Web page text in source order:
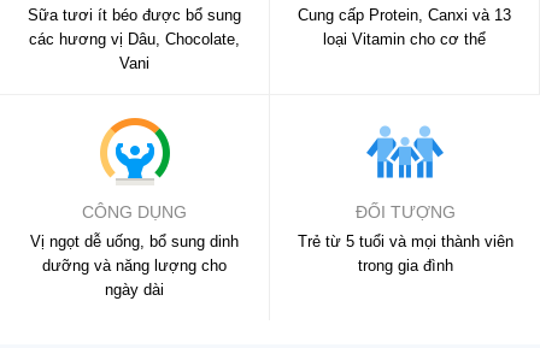
Sữa tươi ít béo được bổ sung
các hương vị Dâu, Chocolate,
Vani
Cung cấp Protein, Canxi và 13
loại Vitamin cho cơ thể
CÔNG DỤNG
Vị ngọt dễ uống, bổ sung dinh
dưỡng và năng lượng cho
ngày dài
ĐỐI TƯỢNG
Trẻ từ 5 tuổi và mọi thành viên
trong gia đình